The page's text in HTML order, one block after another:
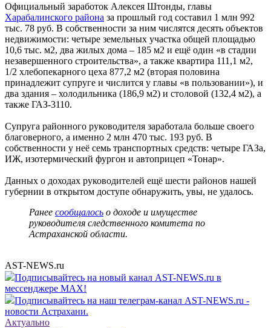
Официальный заработок Алексея Штонды, главы
Харабалинского района за прошлый год составил 1 млн 992
тыс. 78 руб. В собственности за ним числятся десять объектов
недвижимости: четыре земельных участка общей площадью
10,6 тыс. м2, два жилых дома – 185 м2 и ещё один «в стадии
незавершенного строительства», а также квартира 111,1 м2,
1/2 хлебопекарного цеха 877,2 м2 (вторая половина
принадлежит супруге и числится у главы «в пользовании»), и
два здания – холодильника (186,9 м2) и столовой (132,4 м2), а
также ГАЗ-3110.
Супруга районного руководителя заработала больше своего
благоверного, а именно 2 млн 470 тыс. 193 руб. В
собственности у неё семь транспортных средств: четыре ГАЗа,
ИЖ, изотермический фургон и автоприцеп «Тонар».
Данных о доходах руководителей ещё шести районов нашей
губернии в открытом доступе обнаружить, увы, не удалось.
Ранее сообщалось о доходе и имуществе
руководителя следственного комитета по
Астраханской области.
AST-NEWS.ru
Подписывайтесь на новый канал AST-NEWS.ru в
мессенджере MAX!
Подписывайтесь на наш телеграм-канал AST-NEWS.ru -
новости Астрахани.
Актуально